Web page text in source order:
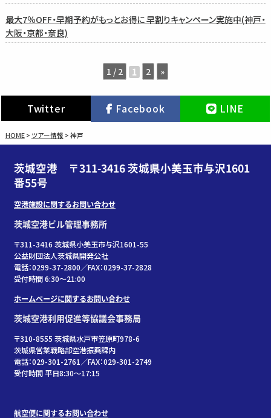
最大7％OFF・早期予約がもっとお得に 早割りキャンペーン実施中(神戸・
大阪・京都・奈良)
1 / 2 1 2 »
Twitter Facebook LINE
HOME> ツアー情報 > 神戸
茨城空港 〒311-3416 茨城県小美玉市与沢1601
番55号
空港施設に関するお問い合わせ
茨城空港ビル管理事務所
〒311-3416 茨城県小美玉市与沢1601-55
公益財団法人茨城県開発公社
電話：0299-37-2800／FAX：0299-37-2828
受付時間 6:30〜21:00
ホームページに関するお問い合わせ
茨城空港利用促進等協議会事務局
〒310-8555 茨城県水戸市笠原町978-6
茨城県営業戦略部空港振興課内
電話：029-301-2761／FAX：029-301-2749
受付時間 平日8:30～17:15
航空便に関するお問い合わせ